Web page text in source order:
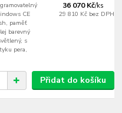
CE
paměť
barevný
s
pera,
36 070 Kč/ks
29 810 Kč bez DPH
Přidat do košíku